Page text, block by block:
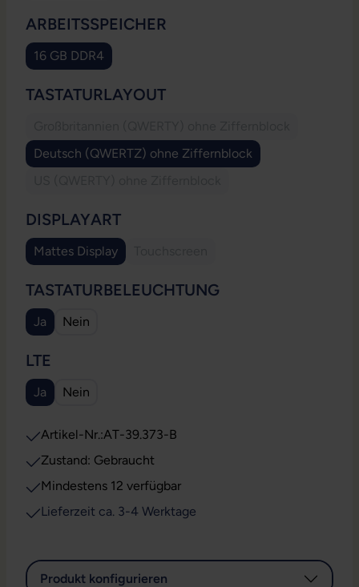
ARBEITSSPEICHER
16 GB DDR4
TASTATURLAYOUTAUSWÄHLEN
Deutsch (QWERTZ) ohne Ziffernblock
DISPLAYARTAUSWÄHLEN
Mattes Display
TASTATURBELEUCHTUNG
Ja Nein
LTE
Ja Nein
Artikel-Nr.:AT-39.373-B
Zustand: Gebraucht
Mindestens 12 verfügbar
Lieferzeit ca. 3-4 Werktage
Produkt konfigurieren